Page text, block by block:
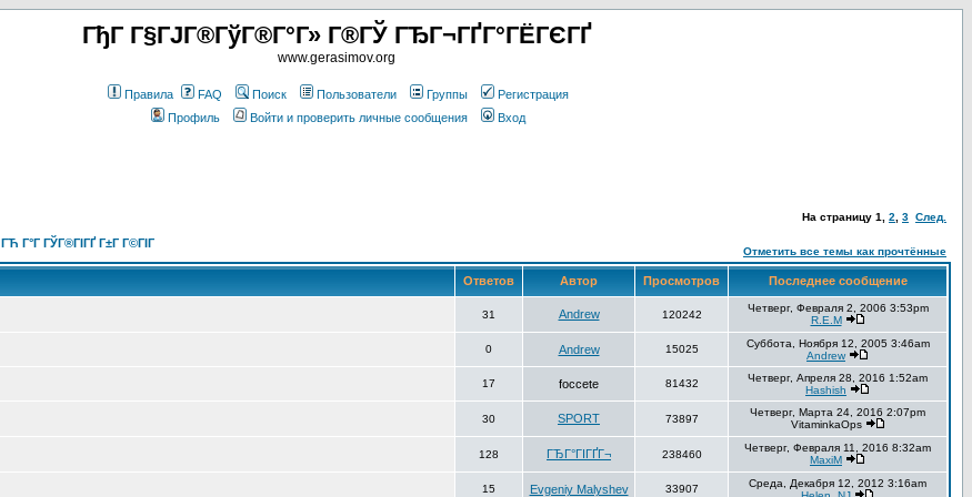
ГђГ Г§ГЈГ®ГўГ®Г°Г» Г®ГЎ ГЂГ¬ГҐГ°ГЁГЄГҐ
www.gerasimov.org
Правила FAQ Поиск Пользователи Группы
Регистрация
Профиль
Войти и проверить личные сообщения Вход
На страницу 1 2 3 След.
ГЋ Г°Г ГЎГ®ГІГҐ Г±Г Г©ГІГ
Отметить все темы как прочтённые
Ответов Автор Просмотров Последнее сообщение
31 Andrew 120242
Четверг, Февраля 2, 2006 3:53pm
R.E.M
0 Andrew 15025
Суббота, Ноября 12, 2005 3:46am
Andrew
17 foccete 81432
Четверг, Апреля 28, 2016 1:52am
Hashish
30 SPORT 73897
Четверг, Марта 24, 2016 2:07pm
VitaminkaOps
128 ГЂГ°ГІГҐГ¬ 238460
Четверг, Февраля 11, 2016 8:32am
MaxiM
15 Evgeniy Malyshev 33907
Среда, Декабря 12, 2012 3:16am